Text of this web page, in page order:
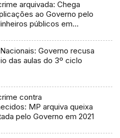
arquivada: Chega
ao Governo pelo
públicos em
Governo recusa
das aulas do 3º ciclo
contra
MP arquiva queixa
pelo Governo em 2021